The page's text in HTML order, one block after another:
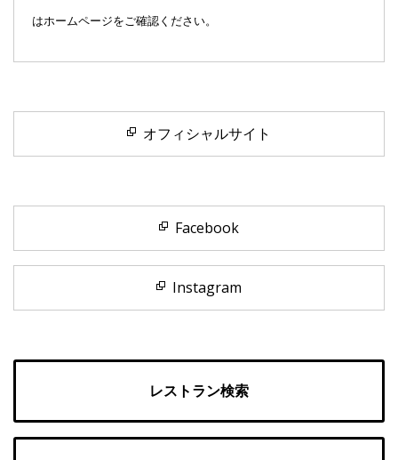
はホームページをご確認ください。
オフィシャルサイト
Facebook
Instagram
レストラン検索